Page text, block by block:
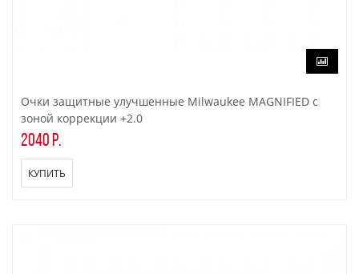
Очки защитные улучшенные Milwaukee MAGNIFIED с
зоной коррекции +2.0
2040 р.
КУПИТЬ